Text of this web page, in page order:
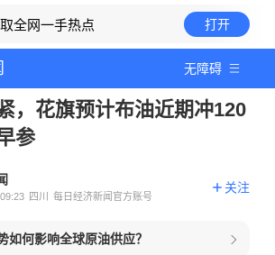
取全网一手热点 打开
无障碍
，花旗预计布油近期冲120
参
四川 每日经济新闻官方账号
关注
如何影响全球原油供应？